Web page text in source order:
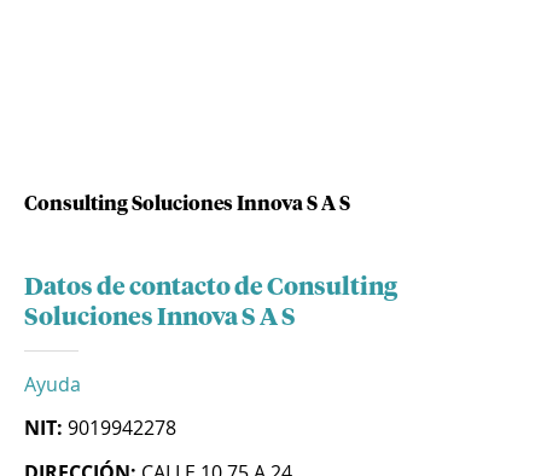
Consulting Soluciones Innova S A S
Datos de contacto de Consulting
Soluciones Innova S A S
Ayuda
NIT: 9019942278